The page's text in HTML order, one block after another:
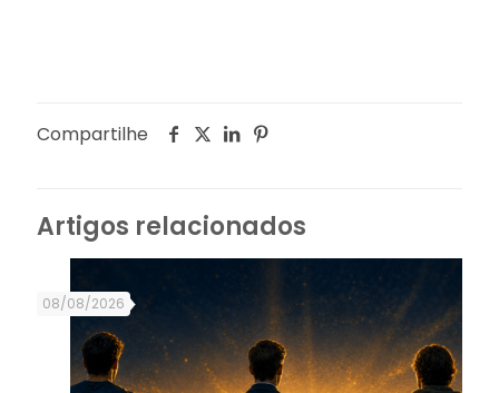
Compartilhe
Artigos relacionados
08/08/2026